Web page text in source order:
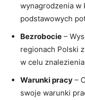
wynagrodzenia w
podstawowych
Bezrobocie –
regionach Polski
w celu
Warunki pracy –
swoje warunki